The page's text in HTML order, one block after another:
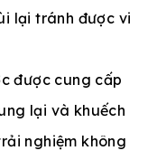
lại tránh được vi
được cung cấp
lại và khuếch
nghiệm không